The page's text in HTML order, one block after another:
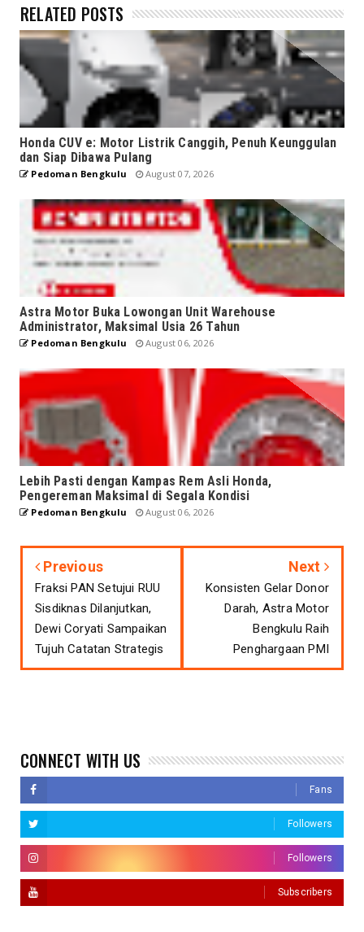
RELATED POSTS
Honda CUV e: Motor Listrik Canggih, Penuh Keunggulan
dan Siap Dibawa Pulang
Pedoman Bengkulu August 07, 2026
Astra Motor Buka Lowongan Unit Warehouse
Administrator, Maksimal Usia 26 Tahun
Pedoman Bengkulu August 06, 2026
Lebih Pasti dengan Kampas Rem Asli Honda,
Pengereman Maksimal di Segala Kondisi
Pedoman Bengkulu August 06, 2026
Previous
Fraksi PAN Setujui RUU
Sisdiknas Dilanjutkan,
Dewi Coryati Sampaikan
Tujuh Catatan Strategis
Next
Konsisten Gelar Donor
Darah, Astra Motor
Bengkulu Raih
Penghargaan PMI
CONNECT WITH US
Fans
Followers
Followers
Subscribers